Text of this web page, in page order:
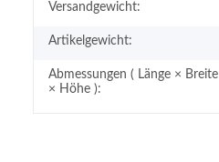
Versandgewicht:
Artikelgewicht:
Abmessungen ( Länge × Breite
× Höhe ):